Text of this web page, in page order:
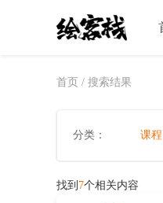
首页 / 搜索结果
分类： 课程
找到 7个相关内容